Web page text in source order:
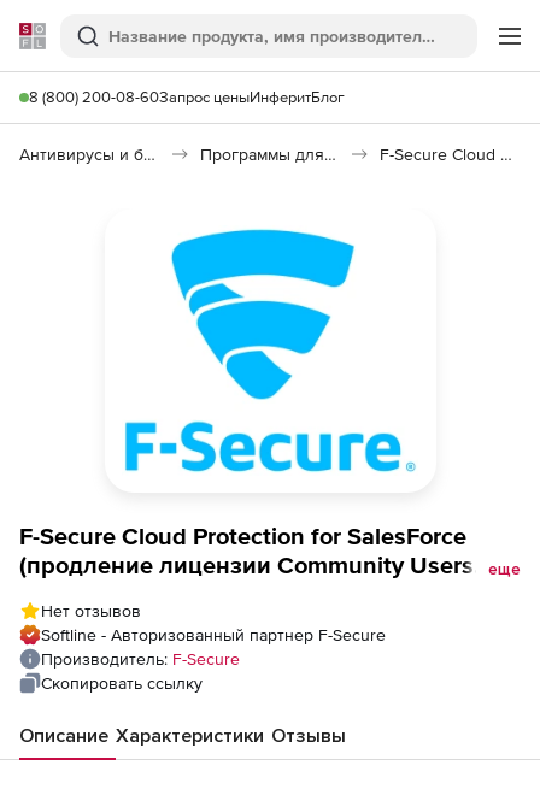
Softline
Поиск
8 (800) 200-08-60Запрос ценыИнферитБлог
Антивирусы и безопасность Программы для защиты информации F-Secure Cloud Protection for Salesforce
F-Secure Cloud Protection for SalesForce
(продление лицензии Community Users
года. Количество лицензий
еще
Нет отзывов
Softline - Авторизованный партнер F-Secure
Производитель: F-Secure
Скопировать ссылку
Описание Характеристики Отзывы